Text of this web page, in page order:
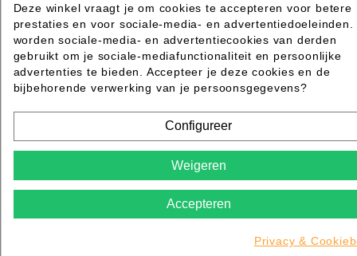
Young Nails ManiQ Cleanser 8oz
out of 5 stars based on
excl. btw€ 17,25
Deze winkel vraagt je om cookies te accepteren voor betere
prestaties en voor sociale-media- en advertentiedoeleinden.
worden sociale-media- en advertentiecookies van derden
gebruikt om je sociale-mediafunctionaliteit en persoonlijke
advertenties te bieden. Accepteer je deze cookies en de
bijbehorende verwerking van je persoonsgegevens?
Configureer
Weigeren
Accepteren
Privacy &